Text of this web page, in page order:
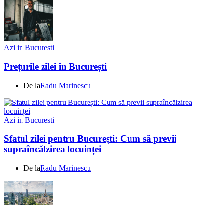
Azi in Bucuresti
Prețurile zilei în București
De laRadu Marinescu
Azi in Bucuresti
Sfatul zilei pentru București: Cum să previi
supraîncălzirea locuinței
De laRadu Marinescu